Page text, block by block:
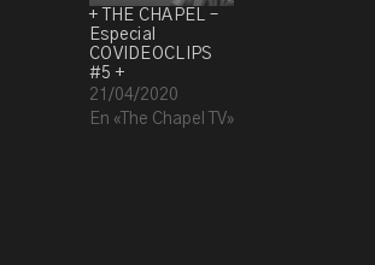
+ THE CHAPEL –
Especial
COVIDEOCLIPS
#5 +
21/04/2020
En «The Chapel TV»